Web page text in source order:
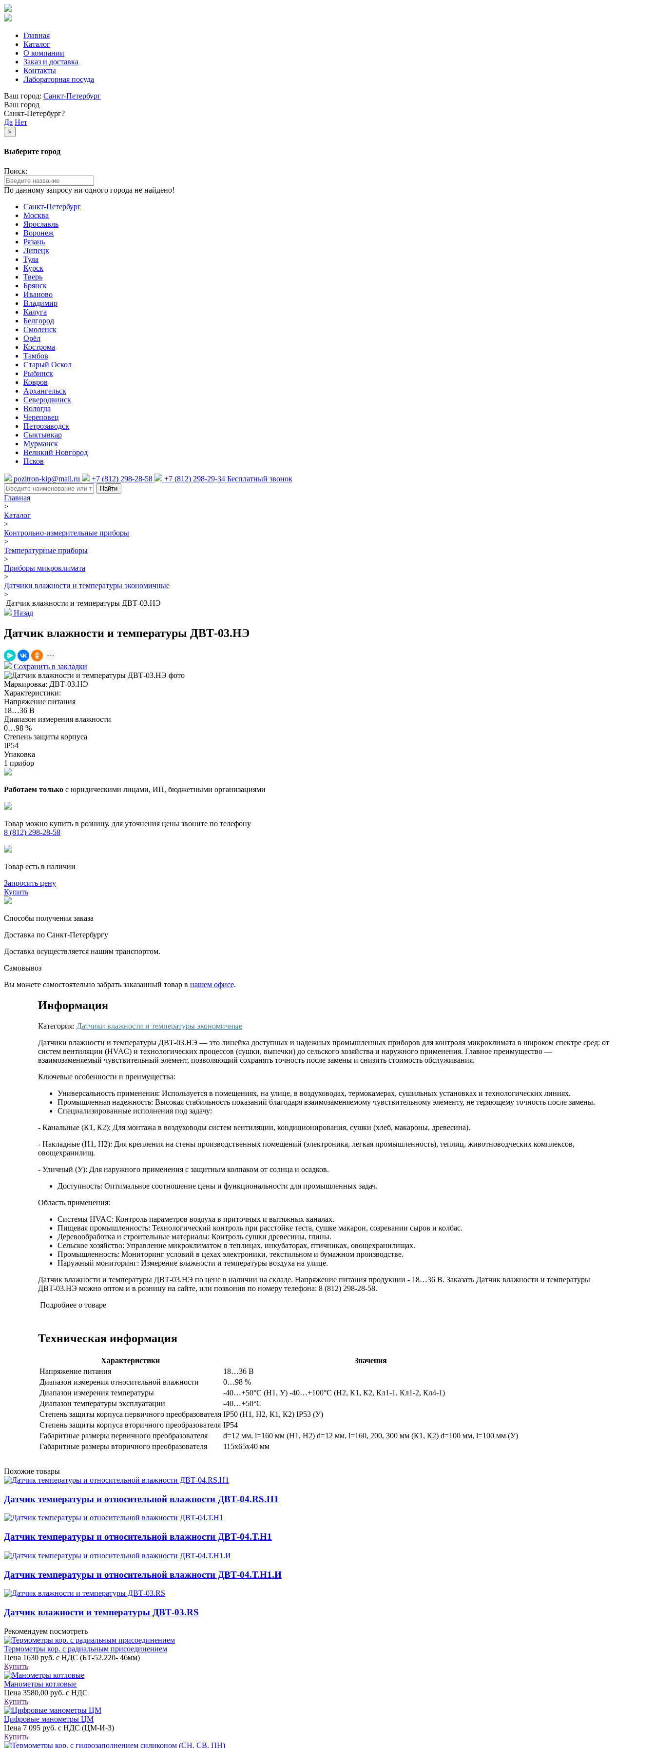
Главная
Каталог
О компании
Заказ и доставка
Контакты
Лабораторная посуда
Ваш город: Санкт-Петербург
Ваш город
Санкт-Петербург?
Да Нет
×
Выберите город
Поиск:
По данному запросу ни одного города не найдено!
Санкт-Петербург
Москва
Ярославль
Воронеж
Рязань
Липецк
Тула
Курск
Тверь
Брянск
Иваново
Владимир
Калуга
Белгород
Смоленск
Орёл
Кострома
Тамбов
Старый Оскол
Рыбинск
Ковров
Архангельск
Северодвинск
Вологда
Череповец
Петрозаводск
Сыктывкар
Мурманск
Великий Новгород
Псков
pozitron-kip@mail.ru +7 (812) 298-28-58 +7 (812) 298-29-34 Бесплатный звонок
Найти
Главная
>
Каталог
>
Контрольно-измерительные приборы
>
Температурные приборы
>
Приборы микроклимата
>
Датчики влажности и температуры экономичные
>
Датчик влажности и температуры ДВТ-03.НЭ
Назад
Датчик влажности и температуры ДВТ-03.НЭ
Сохранить в закладки
Маркировка: ДВТ-03.НЭ
Характеристики:
Напряжение питания
18…36 В
Диапазон измерения влажности
0…98 %
Степень защиты корпуса
IP54
Упаковка
1 прибор
Работаем только с юридическими лицами, ИП, бюджетными организациями
Товар можно купить в розницу, для уточнения цены звоните по телефону
8 (812) 298-28-58
Товар есть в наличии
Запросить цену
Купить
Способы получения заказа
Доставка по Санкт-Петербургу
Доставка осуществляется нашим транспортом.
Самовывоз
Вы можете самостоятельно забрать заказанный товар в нашем офисе.
Информация
Категория: Датчики влажности и температуры экономичные
Датчики влажности и температуры ДВТ-03.НЭ — это линейка доступных и надежных промышленных приборов для контроля микроклимата в широком спектре сред: от
систем вентиляции (HVAC) и технологических процессов (сушки, выпечки) до сельского хозяйства и наружного применения. Главное преимущество —
взаимозаменяемый чувствительный элемент, позволяющий сохранять точность после замены и снизить стоимость обслуживания.
Ключевые особенности и преимущества:
Универсальность применения: Используется в помещениях, на улице, в воздуховодах, термокамерах, сушильных установках и технологических линиях.
Промышленная надежность: Высокая стабильность показаний благодаря взаимозаменяемому чувствительному элементу, не теряющему точность после замены.
Специализированные исполнения под задачу:
- Канальные (К1, К2): Для монтажа в воздуховоды систем вентиляции, кондиционирования, сушки (хлеб, макароны, древесина).
- Накладные (Н1, Н2): Для крепления на стены производственных помещений (электроника, легкая промышленность), теплиц, животноводческих комплексов,
овощехранилищ.
- Уличный (У): Для наружного применения с защитным колпаком от солнца и осадков.
Доступность: Оптимальное соотношение цены и функциональности для промышленных задач.
Область применения:
Системы HVAC: Контроль параметров воздуха в приточных и вытяжных каналах.
Пищевая промышленность: Технологический контроль при расстойке теста, сушке макарон, созревании сыров и колбас.
Деревообработка и строительные материалы: Контроль сушки древесины, глины.
Сельское хозяйство: Управление микроклиматом в теплицах, инкубаторах, птичниках, овощехранилищах.
Промышленность: Мониторинг условий в цехах электроники, текстильном и бумажном производстве.
Наружный мониторинг: Измерение влажности и температуры воздуха на улице.
Датчик влажности и температуры ДВТ-03.НЭ по цене в наличии на складе. Напряжение питания продукции - 18…36 В. Заказать Датчик влажности и температуры
ДВТ-03.НЭ можно оптом и в розницу на сайте, или позвонив по номеру телефона: 8 (812) 298-28-58.
Подробнее о товаре
Техническая информация
Характеристики
Значения
Напряжение питания
18…36 В
Диапазон измерения относительной влажности
0…98 %
Диапазон измерения температуры
-40…+50°С (Н1, У) -40…+100°С (Н2, К1, К2, Кл1-1, Кл1-2, Кл4-1)
Диапазон температуры эксплуатации
-40…+50°С
Степень защиты корпуса первичного преобразователя IP50 (Н1, Н2, К1, К2) IP53 (У)
Степень защиты корпуса вторичного преобразователя IP54
Габаритные размеры первичного преобразователя
d=12 мм, l=160 мм (Н1, Н2) d=12 мм, l=160, 200, 300 мм (К1, К2) d=100 мм, l=100 мм (У)
Габаритные размеры вторичного преобразователя
115х65х40 мм
Похожие товары
Датчик температуры и относительной влажности ДВТ-04.RS.Н1
Датчик температуры и относительной влажности ДВТ-04.Т.Н1
Датчик температуры и относительной влажности ДВТ-04.Т.Н1.И
Датчик влажности и температуры ДВТ-03.RS
Рекомендуем посмотреть
Термометры кор. с радиальным присоединением
Цена 1630 руб. с НДС (БТ-52.220- 46мм)
Купить
Манометры котловые
Цена 3580,00 руб. с НДС
Купить
Цифровые манометры ЦМ
Цена 7 095 руб. с НДС (ЦМ-И-3)
Купить